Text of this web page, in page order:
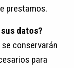
prestamos.
datos?
conservarán
para